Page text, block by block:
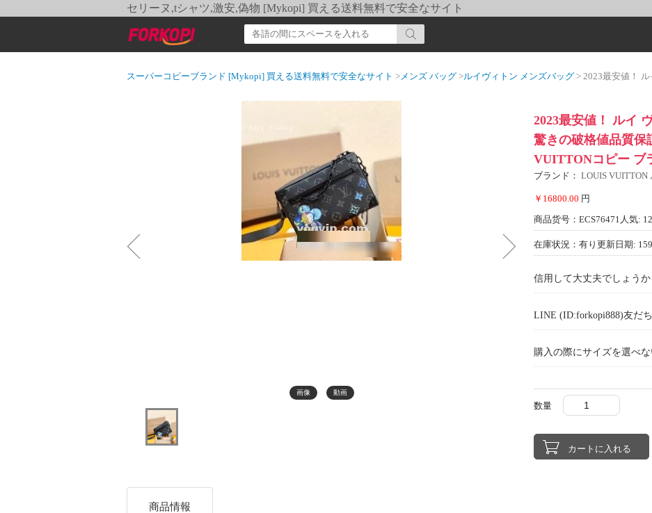
セリーヌ,tシャツ,激安,偽物 [Mykopi] 買える送料無料で安全なサイト
スーパーコピーブランド [Mykopi] 買える送料無料で安全なサイト >メンズ バッグ >ルイヴィトン メンズバッグ > 2023最安値！ ルイ ヴィトン LOUIS
画像 動画
2023最安値！ ルイ
驚きの破格値品質保
VUITTONコピー ブ
ブランド： LOUIS VUITTON
￥16800.00 円
商品货号：ECS76471 人気:
在庫状況：有り 更新日期:
信用して大丈夫でしょうか
LINE (ID:forkopi888)友だ
購入の際にサイズを選べ
数量
商品情報